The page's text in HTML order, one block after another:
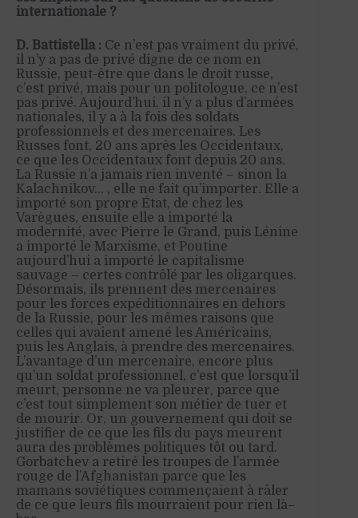
internationale ?
D. Battistella : Ce n’est pas vraiment du privé,
il n’y a pas de privé digne de ce nom en
Russie, peut-être que dans le droit russe,
c’est privé, mais pour un politologue, ce n’est
pas privé. Aujourd’hui, il n’y a plus d’armées
nationales, il y a à la fois des soldats
professionnels et des mercenaires. Les
Russes font, 20 ans après les Occidentaux,
ce que les Occidentaux font depuis 20 ans.
La Russie n’a jamais rien inventé – sinon la
Kalachnikov… , elle ne fait qu’importer. Elle a
importé son propre État, de chez les
Varègues, ensuite elle a importé la
modernité, avec Pierre le Grand, puis Lénine
a importé le Marxisme, et Poutine
aujourd’hui a importé le capitalisme
sauvage – certes contrôlé par les oligarques.
Désormais, ils prennent des mercenaires
pour les forces expéditionnaires en dehors
de la Russie, pour les mêmes raisons que
celles qui avaient amené les Américains,
puis les Anglais, à prendre des mercenaires.
L’avantage d’un mercenaire, encore plus
qu’un soldat professionnel, c’est que lorsqu’il
meurt, personne ne va pleurer, parce que
c’est tout simplement son métier de tuer et
de mourir. Or, un gouvernement qui doit se
justifier de ce que les fils du pays meurent
aura des problèmes politiques tôt ou tard.
Gorbatchev a retiré les troupes de l’armée
rouge de l’Afghanistan parce que les
mamans soviétiques commençaient à râler
de ce que leurs fils mourraient pour rien là–